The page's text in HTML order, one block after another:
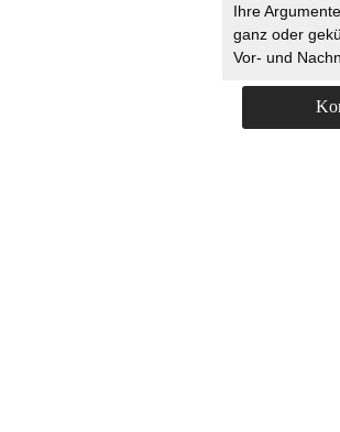
Ihre
ganz oder
Vor- und